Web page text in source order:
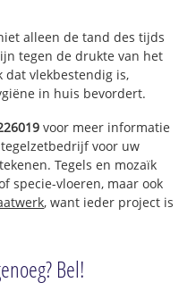
alleen de tand des tijds
tegen de drukte van het
dat vlekbestendig is,
in huis bevordert.
voor meer informatie
voor uw
Tegels en mozaïk
specie-vloeren, maar ook
, want ieder project is
Bel!